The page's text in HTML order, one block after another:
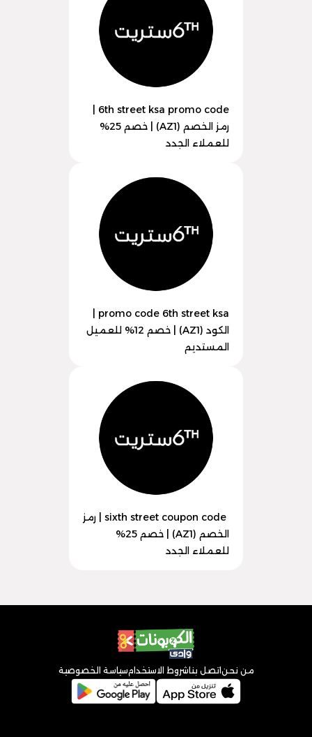
رمز الخصم (AZ1) | خصم 25%
للعملاء الجدد
الكود (AZ1) | خصم 12% للعميل
المستديم
sixth street coupon code | رمز
الخصم (AZ1) | خصم 25%
للعملاء الجدد
من نحن اتصل بنا شروط الاستخدامسياسة الخصوصية